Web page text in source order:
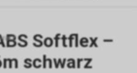
Softflex –
schwarz